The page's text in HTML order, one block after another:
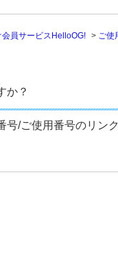
会員サービスHelloOG! > ご使
か？
号/ご使用番号のリン